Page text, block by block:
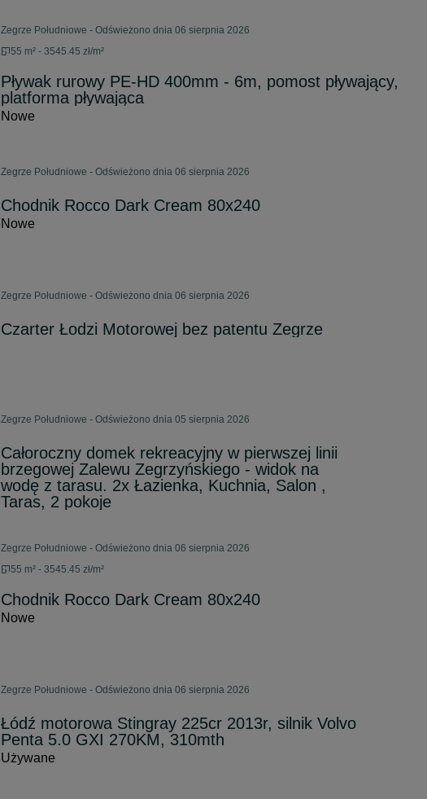
Zegrze Południowe - Odświeżono dnia 06 sierpnia 2026
55 m² - 3545.45 zł/m²
Pływak rurowy PE-HD 400mm - 6m, pomost pływający,
platforma pływająca
Nowe
Zegrze Południowe - Odświeżono dnia 06 sierpnia 2026
Chodnik Rocco Dark Cream 80x240
Nowe
Zegrze Południowe - Odświeżono dnia 06 sierpnia 2026
Czarter Łodzi Motorowej bez patentu Zegrze
Zegrze Południowe - Odświeżono dnia 05 sierpnia 2026
Całoroczny domek rekreacyjny w pierwszej linii
brzegowej Zalewu Zegrzyńskiego - widok na
wodę z tarasu. 2x Łazienka, Kuchnia, Salon ,
Taras, 2 pokoje
Zegrze Południowe - Odświeżono dnia 06 sierpnia 2026
55 m² - 3545.45 zł/m²
Chodnik Rocco Dark Cream 80x240
Nowe
Zegrze Południowe - Odświeżono dnia 06 sierpnia 2026
Łódź motorowa Stingray 225cr 2013r, silnik Volvo
Penta 5.0 GXI 270KM, 310mth
Używane